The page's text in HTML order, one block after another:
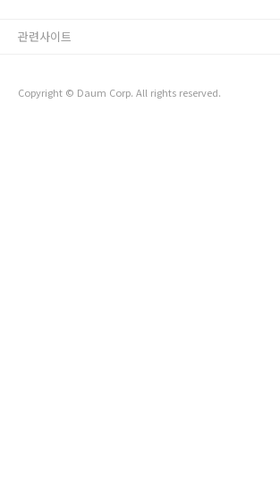
릭스 왜 보냐. 성해나 책 보면 되는데'라는 말이 나올 정도로 많
한국 [문학]과 함께 좋은 추억 많이 만드세요.[두고 온 여..
Copyright © Daum Corp. All rights reserved.
관련사이트